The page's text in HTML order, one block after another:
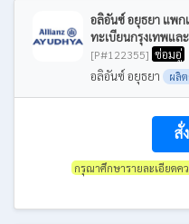
อลิอันซ์ อยุธยา แพก
ทะเบียนกรุงเทพแล
[P#122355] ซ่อมอู่
อลิอันซ์ อยุธยา
ผลิ
สั่
กรุณาศึกษารายละเอียดค